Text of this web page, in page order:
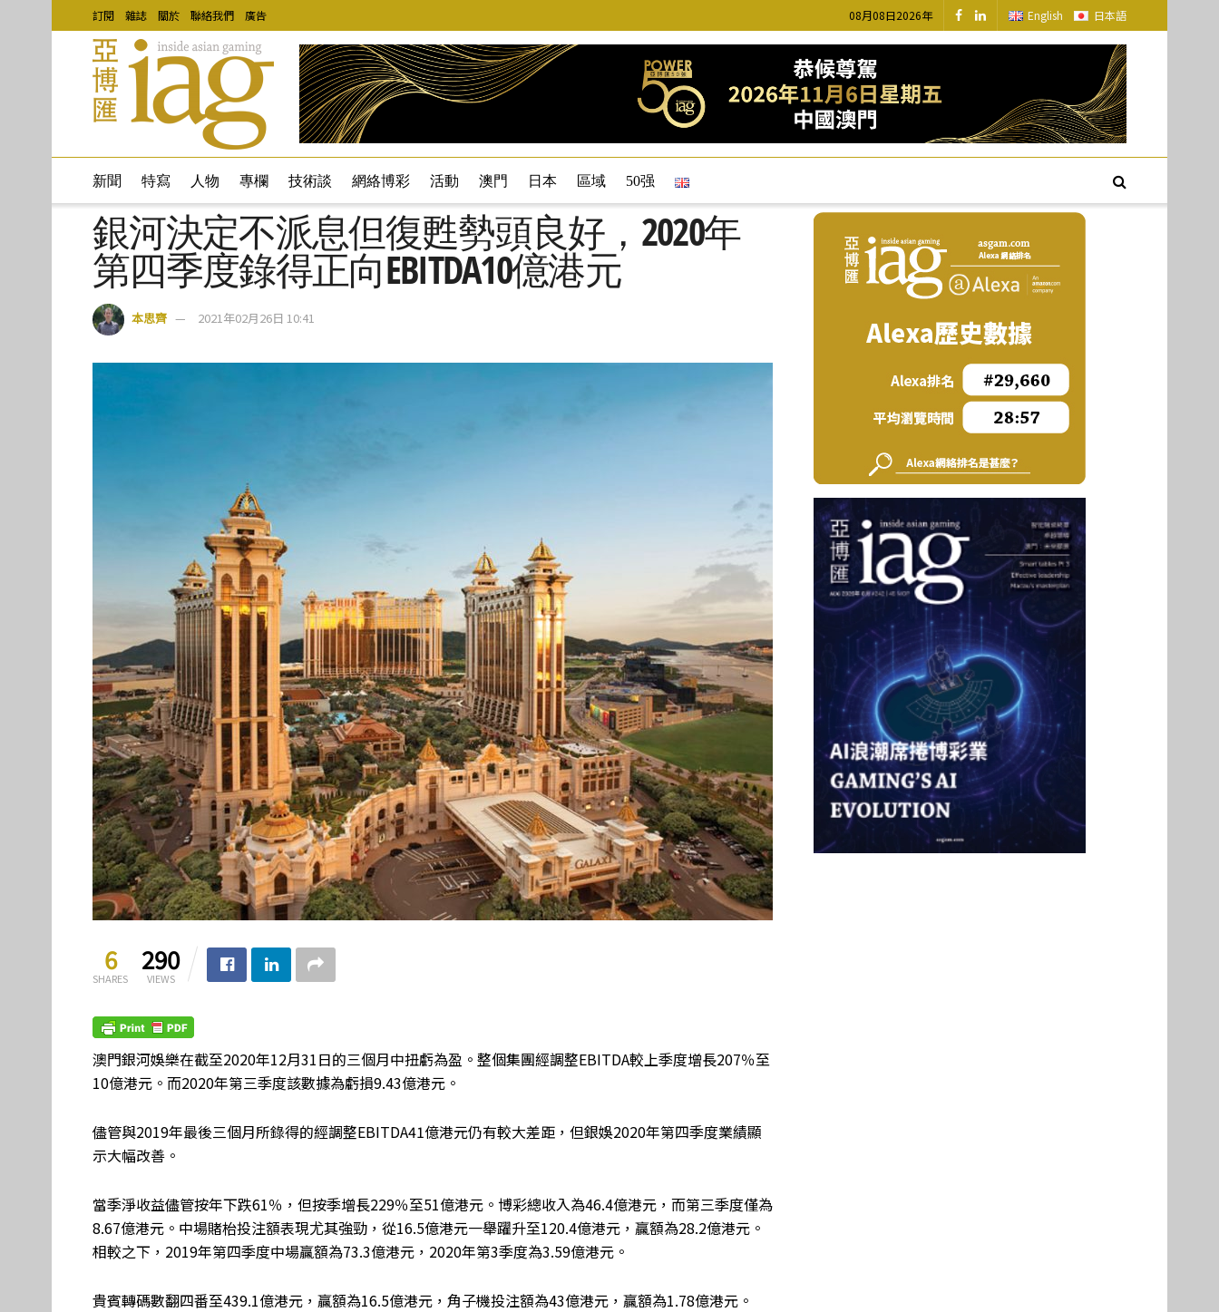
訂閱 雜誌 關於 聯絡我們 廣告 08月08日2026年 English 日本語
新聞 特寫 人物 專欄 技術談 網絡博彩 活動 澳門 日本 區域 50强
銀河決定不派息但復甦勢頭良好，2020年
第四季度錄得正向EBITDA10億港元
本思齊 2021年02月26日 10:41
6
SHARES
290
VIEWS
澳門銀河娛樂在截至2020年12月31日的三個月中扭虧為盈。整個集團經調整EBITDA較上季度增長207％至
10億港元。而2020年第三季度該數據為虧損9.43億港元。
儘管與2019年最後三個月所錄得的經調整EBITDA41億港元仍有較大差距，但銀娛2020年第四季度業績顯
示大幅改善。
當季淨收益儘管按年下跌61％，但按季增長229％至51億港元。博彩總收入為46.4億港元，而第三季度僅為
8.67億港元。中場賭枱投注額表現尤其強勁，從16.5億港元一舉躍升至120.4億港元，贏額為28.2億港元。
相較之下，2019年第四季度中場贏額為73.3億港元，2020年第3季度為3.59億港元。
貴賓轉碼數翻四番至439.1億港元，贏額為16.5億港元，角子機投注額為43億港元，贏額為1.78億港元。